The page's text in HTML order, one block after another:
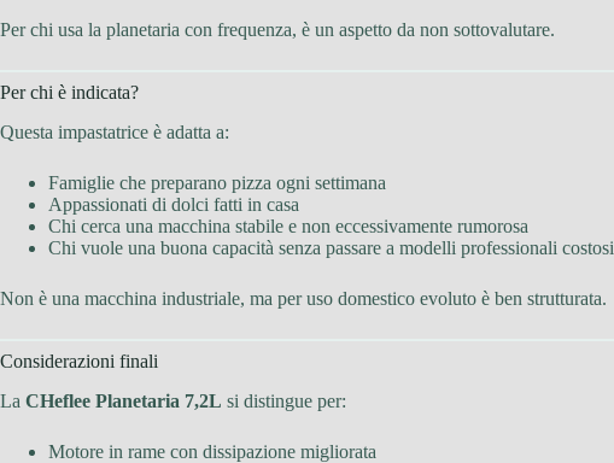
Per chi usa la planetaria con frequenza, è un aspetto da non sottovalutare.
Per chi è indicata?
Questa impastatrice è adatta a:
Famiglie che preparano pizza ogni settimana
Appassionati di dolci fatti in casa
Chi cerca una macchina stabile e non eccessivamente rumorosa
Chi vuole una buona capacità senza passare a modelli professionali costosi
Non è una macchina industriale, ma per uso domestico evoluto è ben strutturata.
Considerazioni finali
La CHeflee Planetaria 7,2L si distingue per:
Motore in rame con dissipazione migliorata